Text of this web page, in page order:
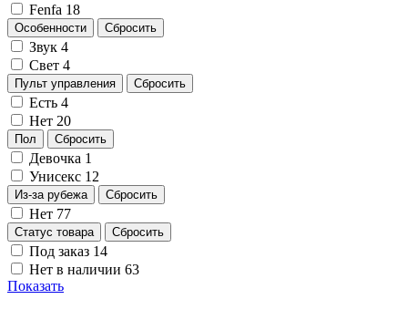
Fenfa 18
Особенности Сбросить
Звук 4
Свет 4
Пульт управления Сбросить
Есть 4
Нет 20
Пол Сбросить
Девочка 1
Унисекс 12
Из-за рубежа Сбросить
Нет 77
Статус товара Сбросить
Под заказ 14
Нет в наличии 63
Показать